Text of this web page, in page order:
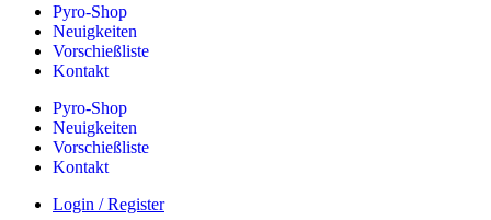
Pyro-Shop
Neuigkeiten
Vorschießliste
Kontakt
Pyro-Shop
Neuigkeiten
Vorschießliste
Kontakt
Login / Register